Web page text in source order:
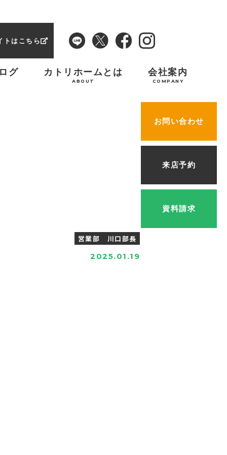
トはこちら
グ カトリホームとは
ABOUT
会社案内
COMPANY
お問い合わせ
来店予約
資料請求
営業部 川口部長
2025.01.19